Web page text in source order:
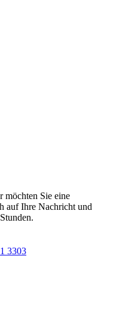
möchten Sie eine
auf Ihre Nachricht und
3303